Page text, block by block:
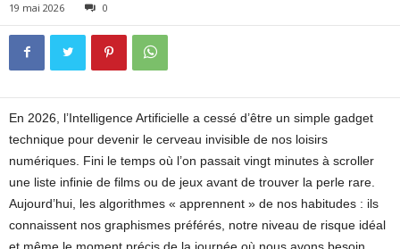
19 mai 2026 0
En 2026, l’Intelligence Artificielle a cessé d’être un simple gadget
technique pour devenir le cerveau invisible de nos loisirs
numériques. Fini le temps où l’on passait vingt minutes à scroller
une liste infinie de films ou de jeux avant de trouver la perle rare.
Aujourd’hui, les algorithmes « apprennent » de nos habitudes : ils
connaissent nos graphismes préférés, notre niveau de risque idéal